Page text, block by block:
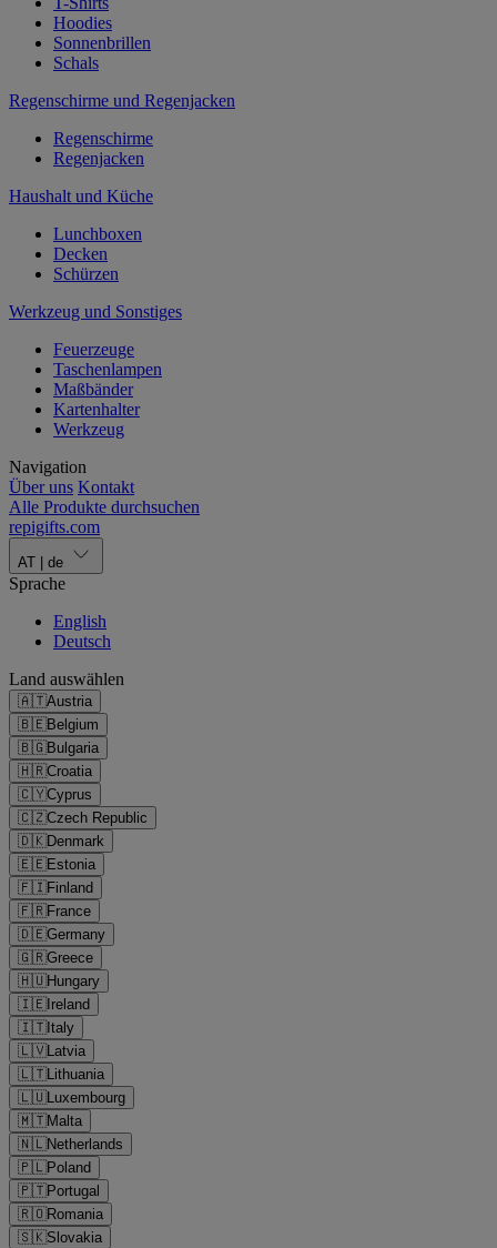
Hoodies
Sonnenbrillen
Schals
Regenschirme und Regenjacken
Regenschirme
Regenjacken
Haushalt und Küche
Lunchboxen
Decken
Schürzen
Werkzeug und Sonstiges
Feuerzeuge
Taschenlampen
Maßbänder
Kartenhalter
Werkzeug
Navigation
Über uns Kontakt
Alle Produkte durchsuchen
repigifts.com
AT de
Sprache
English
Deutsch
Land auswählen
🇦🇹Austria
🇧🇪Belgium
🇧🇬Bulgaria
🇭🇷Croatia
🇨🇾Cyprus
🇨🇿Czech Republic
🇩🇰Denmark
🇪🇪Estonia
🇫🇮Finland
🇫🇷France
🇩🇪Germany
🇬🇷Greece
🇭🇺Hungary
🇮🇪Ireland
🇮🇹Italy
🇱🇻Latvia
🇱🇹Lithuania
🇱🇺Luxembourg
🇲🇹Malta
🇳🇱Netherlands
🇵🇱Poland
🇵🇹Portugal
🇷🇴Romania
🇸🇰Slovakia